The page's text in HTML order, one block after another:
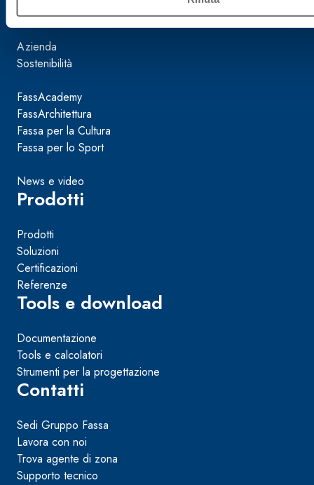
Mondo Fassa
Azienda
Sostenibilità
FassAcademy
FassArchitettura
Fassa per la Cultura
Fassa per lo Sport
News e video
Prodotti
Prodotti
Soluzioni
Certificazioni
Referenze
Tools e download
Documentazione
Tools e calcolatori
Strumenti per la progettazione
Contatti
Sedi Gruppo Fassa
Lavora con noi
Trova agente di zona
Supporto tecnico